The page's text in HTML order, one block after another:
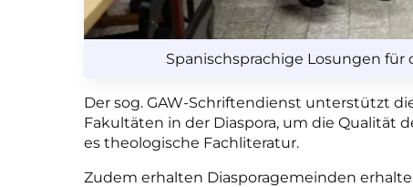
Spanischsprachige Losungen
Der sog. GAW-Schriftendienst unterstützt
Fakultäten in der Diaspora, um die Qualität
es theologische Fachliteratur.
Zudem erhalten Diasporagemeinden